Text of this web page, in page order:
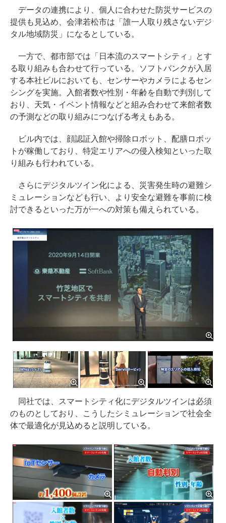
データの連携により、個人に合わせた防災サービスの
提供も見込め、会津若松市は「誰一人取り残さないデジ
タル地域防災」になるとしている。
一方で、都市部では「日本流のスマートシティ」とす
る取り組みも合わせて行っている。ソフトバンクが入居
する本社ビルにおいても、センサーやカメラによるセン
シングを実施。入館者数や性別・年齢を自動で判別して
おり、天気・イベント情報などと組み合わせて来館者数
の予測などの取り組みにつなげる考えもある。
ビル内では、顔認証入館や掃除ロボット、配膳ロボッ
トが稼働しており、特定エリアへの侵入検知といった取
り組みも行われている。
さらにデジタルツイン化による、災害発生時の避難シ
ミュレーションなども行い、より安全な避難を事前に検
討できるといった万が一への対策も備えられている。
同社では、スマートシティ化にデジタルツインは必須
のものとしており、こうしたシミュレーションで社会全
体で最適化が見込めると説明している。